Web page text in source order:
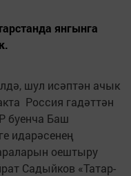
янгынга
шул исәптән ачык
Россия гадәттән
буенча Баш
идарәсенең
оештыру
Садыйков «Татар-